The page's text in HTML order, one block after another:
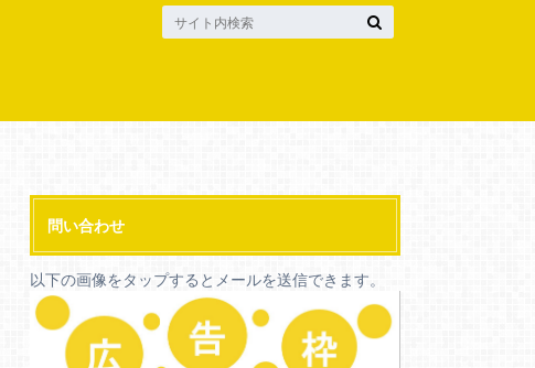
問い合わせ
以下の画像をタップするとメールを送信できます。